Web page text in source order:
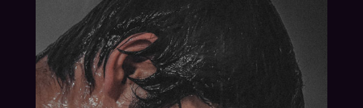
2017